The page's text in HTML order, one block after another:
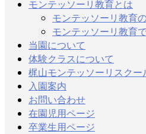
モンテッソーリ教育とは
モンテッソーリ教育
モンテッソーリ教育
当園について
体験クラスについて
梶山モンテッソーリスクー
入園案内
お問い合わせ
在園児用ページ
卒業生用ページ